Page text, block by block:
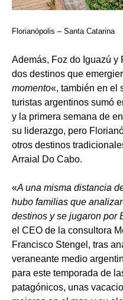
Florianópolis – Santa Catarina
Además, Foz do Iguazú y
dos destinos que
momento«, también en el
turistas argentinos sumó
y la primera semana de
su liderazgo, pero
otros destinos
Arraial Do Cabo.
«A una misma distancia
hubo familias que
destinos y se jugaron por
el CEO de la consultora
Francisco Stengel, tras
veraneante medio
para este temporada de
patagónicos, unas